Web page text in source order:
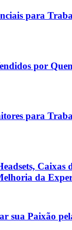
para
por
para
Caixas
da
sua Paixão